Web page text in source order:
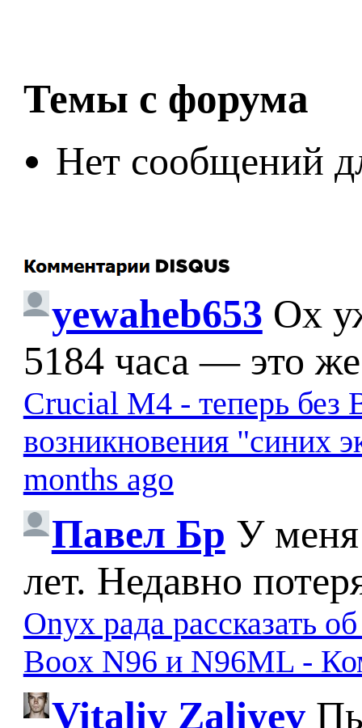
Темы с форума
Нет сообщений
yewaheb653 Ох
5184 часа — это
Crucial M4 - теперь без
возникновения "синих
months ago
Павел Бр У меня
лет. Недавно
Onyx рада рассказать
Boox N96 и N96ML -
Vitaliy Zaliyev